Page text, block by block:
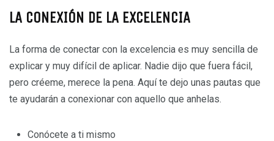
LA CONEXIÓN DE LA EXCELENCIA
La forma de conectar con la excelencia es muy sencilla de
explicar y muy difícil de aplicar. Nadie dijo que fuera fácil,
pero créeme, merece la pena. Aquí te dejo unas pautas que
te ayudarán a conexionar con aquello que anhelas.
Conócete a ti mismo